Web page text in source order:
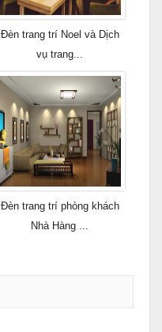
Đèn trang trí Noel và Dịch
vụ trang...
Đèn trang trí phòng khách
Nhà Hàng ...